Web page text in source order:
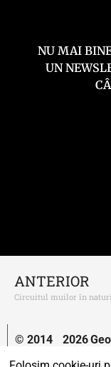
NU MAI
UN
ANTERIOR
Circuitul muilor în
© 2014
2026